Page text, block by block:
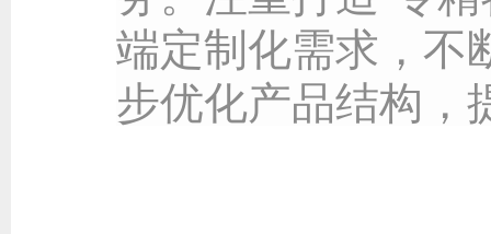
端定制化需求，不
步优化产品结构，